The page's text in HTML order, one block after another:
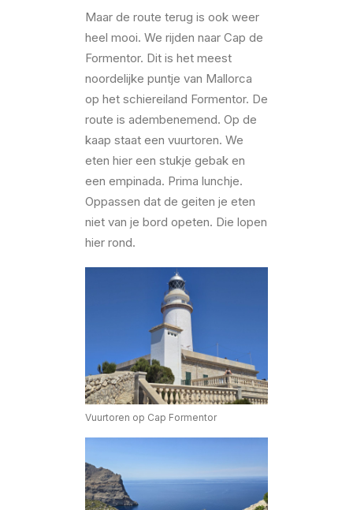
Maar de route terug is ook weer
heel mooi. We rijden naar Cap de
Formentor. Dit is het meest
noordelijke puntje van Mallorca
op het schiereiland Formentor. De
route is adembenemend. Op de
kaap staat een vuurtoren. We
eten hier een stukje gebak en
een empinada. Prima lunchje.
Oppassen dat de geiten je eten
niet van je bord opeten. Die lopen
hier rond.
Vuurtoren op Cap Formentor